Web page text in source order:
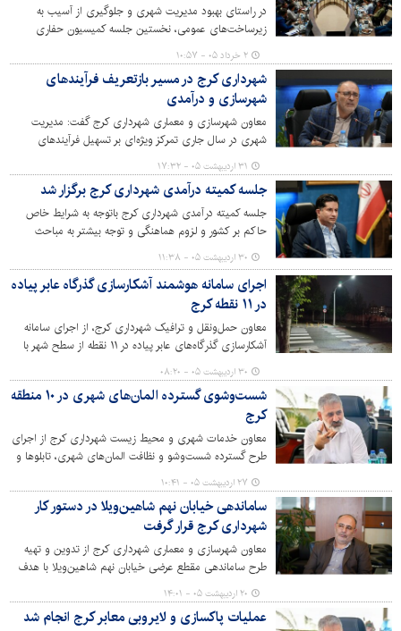
در راستای بهبود مدیریت شهری و جلوگیری از آسیب به
زیرساخت‌های عمومی، نخستین جلسه کمیسیون حفاری
شهرداری کرج با حضور مقامات و مسئولان اجرایی و نمایندگان
سازمان‌های خدماتی برگزار شد.
۲ خرداد ۰۵ - ۱۰:۵۷
شهرداری کرج در مسیر بازتعریف فرآیندهای
شهرسازی و درآمدی
معاون شهرسازی و معماری شهرداری کرج گفت: مدیریت
شهری در سال جاری ‌تمرکز ویژه‌ای بر تسهیل فرآیندهای
اداری، تعیین تکلیف پرونده‌های بلاتکلیف و استفاده موثر از
ظرفیت‌های موجود در حوزه شهرسازی خواهد داشت.
۳۱ اردیبهشت ۰۵ - ۱۷:۳۲
جلسه کمیته درآمدی شهرداری کرج برگزار شد
جلسه کمیته درآمدی شهرداری کرج باتوجه به شرایط خاص
حاکم بر کشور و لزوم هماهنگی و توجه بیشتر به مباحث
درآمدی، به ریاست معاونین مالی و اقتصادی و شهرسازی و
معماری، مدیران کل تشخیص و وصول درآمد، حقوقی و امور
پیمانها، امور شهرسازی و رئیس سازمان فاوا و مدیران
حوزه‌های مربوطه در ستاد مرکز تشکیل شد.
۳۰ اردیبهشت ۰۵ - ۱۱:۳۸
اجرای سامانه هوشمند آشکارسازی گذرگاه عابر پیاده
در ۱۱ نقطه کرج
معاون حمل‌ونقل و ترافیک شهرداری کرج، از اجرای سامانه
آشکارسازی گذرگاه‌های عابر پیاده در ۱۱ نقطه از سطح شهر با
هدف افزایش ایمنی تردد شهروندان خبر داد.
۳۰ اردیبهشت ۰۵ - ۰۸:۲۰
شست‌وشوی گسترده المان‌های شهری در ۱۰ منطقه
کرج
معاون خدمات شهری و محیط زیست شهرداری کرج از اجرای
طرح گسترده شست‌وشو و نظافت المان‌های شهری، تابلوها و
خبر داد و گفت این عملیات به‌صورت مستمر و هفتگی با هدف
ارتقای زیبایی بصری و حفظ پاکیزگی محیط شهری انجام
می‌شود.
۲۷ اردیبهشت ۰۵ - ۱۰:۴۱
ساماندهی خیابان نهم شاهین‌ویلا در دستور کار
شهرداری کرج قرار گرفت
معاون شهرسازی و معماری شهرداری کرج از تدوین و تهیه
طرح ساماندهی مقطع عرضی خیابان نهم شاهین‌ویلا با هدف
ارتقای کیفیت محیط شهری، بهبود ایمنی تردد و افزایش نظم
کالبدی این محور خبر داد.
۲۰ اردیبهشت ۰۵ - ۱۴:۰۱
عملیات پاکسازی و لایروبی معابر کرج انجام شد